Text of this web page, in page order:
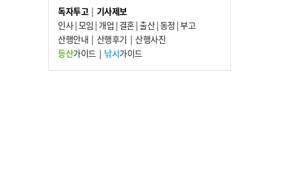
7
부산 주유소 휘발유 평균가 ℓ당 1849원…
전주보다 3원 ↓
8
[속보] ‘심판 성접대’ 논란 축구협회 공식 사
과…“현재는 부적절 행위 없어”
독자투고| 기사제보
인사|모임 | 개업 | 결혼|출산|동정 |부고
산행안내 | 산행후기 | 산행사진
등산가이드| 낚시가이드